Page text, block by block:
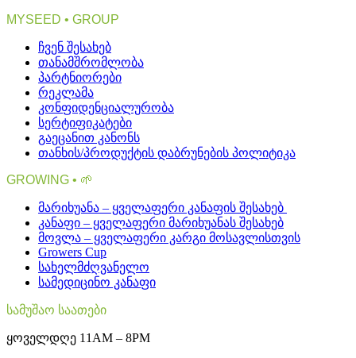
MYSEED • GROUP
ჩვენ შესახებ
თანამშრომლობა
პარტნიორები
რეკლამა
კონფიდენციალურობა
სერტიფიკატები
გაეცანით კანონს
თანხის/პროდუქტის დაბრუნების პოლიტიკა
GROWING • 🌱
მარიხუანა – ყველაფერი კანაფის შესახებ
კანაფი – ყველაფერი მარიხუანას შესახებ
მოვლა – ყველაფერი კარგი მოსავლისთვის
Growers Cup
სახელმძღვანელო
სამედიცინო კანაფი
სამუშაო საათები
ყოველდღე 11AM – 8PM